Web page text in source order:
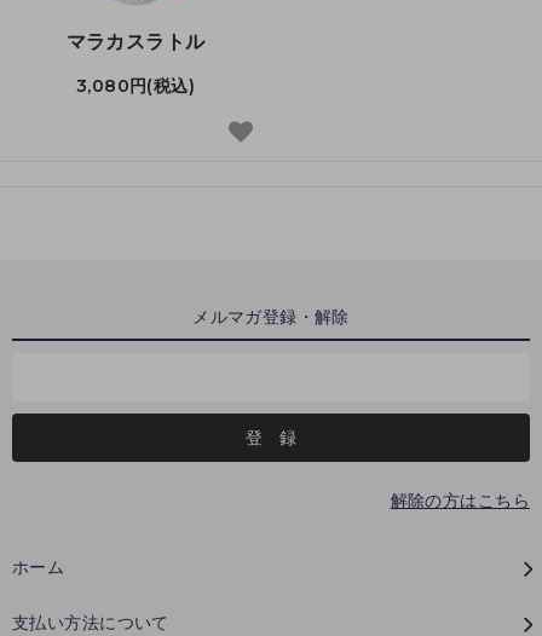
マラカスラトル
3,080円(税込)
メルマガ登録・解除
解除の方はこちら
ホーム
支払い方法について